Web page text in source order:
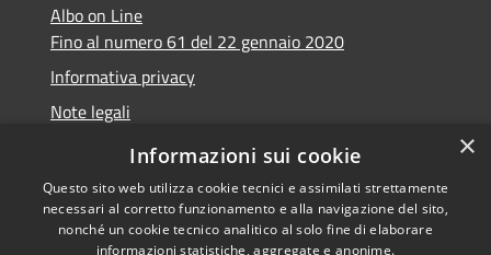
Albo on Line
Fino al numero 61 del 22 gennaio 2020
Informativa privacy
Note legali
Dichiarazione di accessibilità
×
Informazioni sui cookie
Questo sito web utilizza cookie tecnici e assimilati strettamente
necessari al corretto funzionamento e alla navigazione del sito,
nonché un cookie tecnico analitico al solo fine di elaborare
informazioni statistiche, aggregate e anonime.